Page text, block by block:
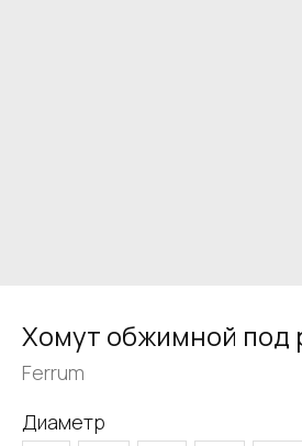
Хомут обжимной под
Ferrum
Диаметр